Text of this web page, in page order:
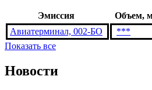
Эмиссия Объем,
Авиатерминал, 002-БО
***
Показать все
Новости